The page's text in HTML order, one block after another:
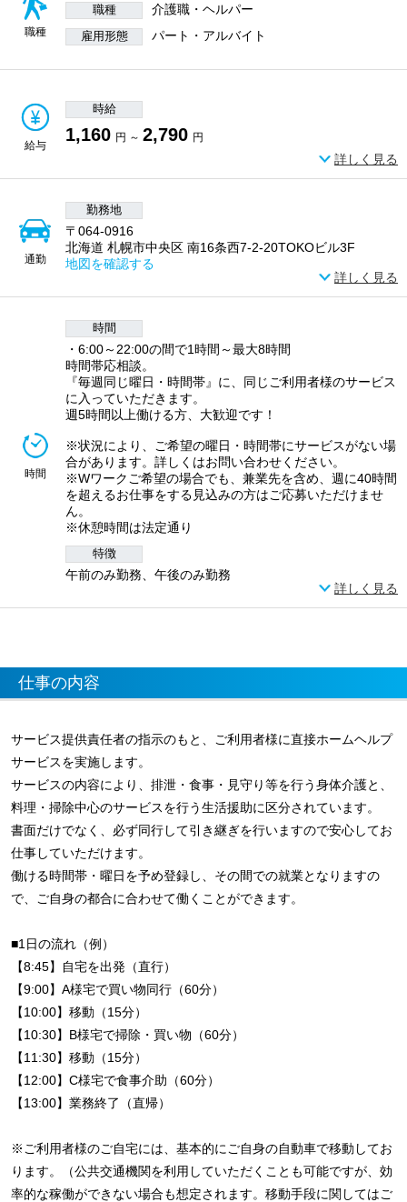
職種
職種 介護職・ヘルパー
雇用形態 パート・アルバイト
給与
時給
1,160 円 ～ 2,790 円
詳しく見る
通勤
勤務地
〒064-0916
北海道 札幌市中央区 南16条西7-2-20TOKOビル3F
地図を確認する
詳しく見る
時間
時間
・6:00～22:00の間で1時間～最大8時間
時間帯応相談。
『毎週同じ曜日・時間帯』に、同じご利用者様のサービス
に入っていただきます。
週5時間以上働ける方、大歓迎です！
※状況により、ご希望の曜日・時間帯にサービスがない場
合があります。詳しくはお問い合わせください。
※Wワークご希望の場合でも、兼業先を含め、週に40時間
を超えるお仕事をする見込みの方はご応募いただけませ
ん。
※休憩時間は法定通り
特徴
午前のみ勤務、午後のみ勤務
詳しく見る
仕事の内容
サービス提供責任者の指示のもと、ご利用者様に直接ホームヘルプ
サービスを実施します。
サービスの内容により、排泄・食事・見守り等を行う身体介護と、
料理・掃除中心のサービスを行う生活援助に区分されています。
書面だけでなく、必ず同行して引き継ぎを行いますので安心してお
仕事していただけます。
働ける時間帯・曜日を予め登録し、その間での就業となりますの
で、ご自身の都合に合わせて働くことができます。
■1日の流れ（例）
【8:45】自宅を出発（直行）
【9:00】A様宅で買い物同行（60分）
【10:00】移動（15分）
【10:30】B様宅で掃除・買い物（60分）
【11:30】移動（15分）
【12:00】C様宅で食事介助（60分）
【13:00】業務終了（直帰）
※ご利用者様のご自宅には、基本的にご自身の自動車で移動してお
ります。（公共交通機関を利用していただくことも可能ですが、効
率的な稼働ができない場合も想定されます。移動手段に関してはご